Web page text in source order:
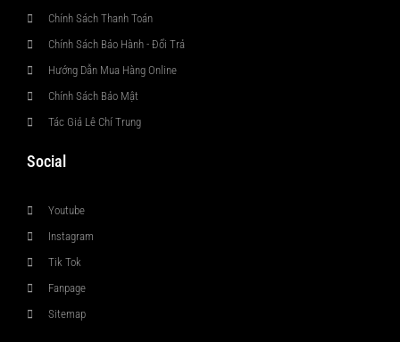
Chính Sách Thanh Toán
Chính Sách Bảo Hành - Đổi Trả
Hướng Dẫn Mua Hàng Online
Chính Sách Bảo Mật
Tác Giả Lê Chí Trung
Social
Youtube
Instagram
Tik Tok
Fanpage
Sitemap